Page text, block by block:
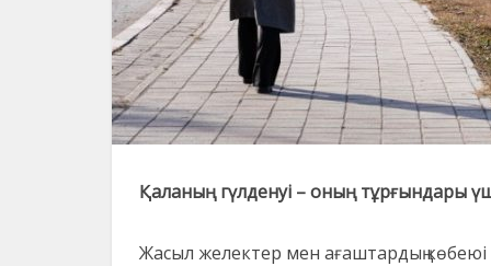
Қаланың гүлденуі – оның тұрғындары
Жасыл желектер мен ағаштардың көбеюі